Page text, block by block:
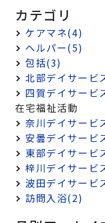
カテゴリ
ケアマネ(4)
ヘルパー(5)
包括(3)
北部デイサービ
四賀デイサービ
在宅福祉活動
奈川デイサービ
安曇デイサービ
東部デイサービ
梓川デイサービ
波田デイサービ
訪問入浴(2)